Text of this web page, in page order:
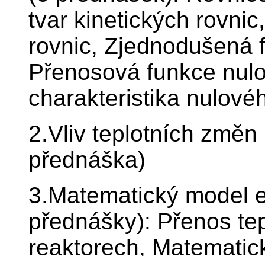
tvar kinetických
rovnic, Zjednodušená
Přenosová funkce
charakteristika
2.Vliv teplotních
přednáška)
3.Matematický model
přednášky): Přenos
reaktorech,